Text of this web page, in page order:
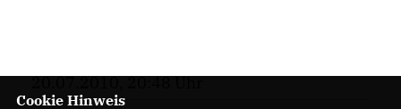
20.07.2010, 20:48 Uhr
Cookie Hinweis